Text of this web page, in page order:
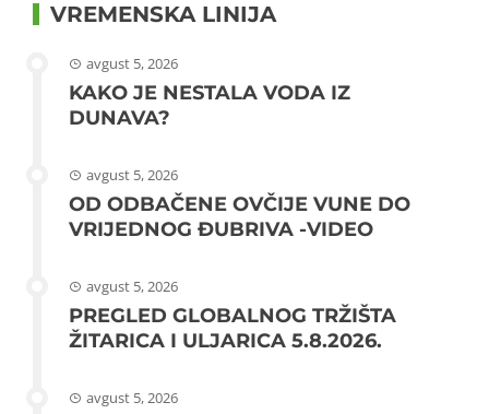
VREMENSKA LINIJA
avgust 5, 2026
KAKO JE NESTALA VODA IZ
DUNAVA?
avgust 5, 2026
OD ODBAČENE OVČIJE VUNE DO
VRIJEDNOG ĐUBRIVA -VIDEO
avgust 5, 2026
PREGLED GLOBALNOG TRŽIŠTA
ŽITARICA I ULJARICA 5.8.2026.
avgust 5, 2026